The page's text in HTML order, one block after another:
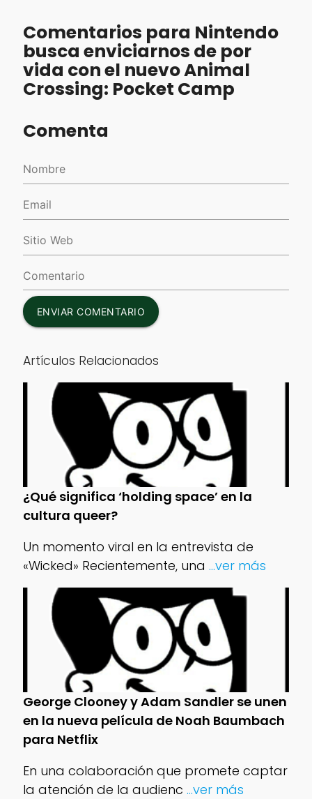
Comentarios para Nintendo
busca enviciarnos de por
vida con el nuevo Animal
Crossing: Pocket Camp
Comenta
ENVIAR COMENTARIO
Artículos Relacionados
¿Qué significa ‘holding space’ en la
cultura queer?
Un momento viral en la entrevista de
«Wicked» Recientemente, una ...ver más
George Clooney y Adam Sandler se unen
en la nueva película de Noah Baumbach
para Netflix
En una colaboración que promete captar
la atención de la audienc ...ver más